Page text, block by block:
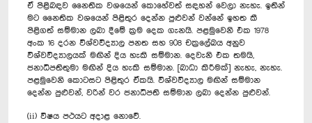
ඒ පිළිබඳව නෛතික වශයෙන් කොහේවත් සඳහන් වෙලා නැහැ. ඉතින්
මට නෛතික වශයෙන් පිළිතුර දෙන්න පුළුවන් වන්නේ ඉහත කී
පිළිගත් සම්මාන ලබා දීමේ ක්‍රම දෙක ගැනයි. පළමුවෙනි එක 1978
අංක 16 දරන විශ්වවිද්‍යාල පනත සහ 908 චක්‍රලේඛය අනුව
විශ්වවිද්‍යාලයක් මඟින් දිය හැකි සම්මාන. දෙවැනි එක තමයි,
ජනාධිපතිතුමා මඟින් දිය හැකි සම්මාන. [බාධා කිරීමක්] නැහැ, නැහැ.
පළමුවෙනි කොටසට පිළිතුර ඒකයි. විශ්වවිද්‍යාල මඟින් සම්මාන
දෙන්න පුළුවන්, වරින් වර ජනාධිපති සම්මාන ලබා දෙන්න පුළුවන්.
(ii) විෂය පථයට අදාළ නොවේ.